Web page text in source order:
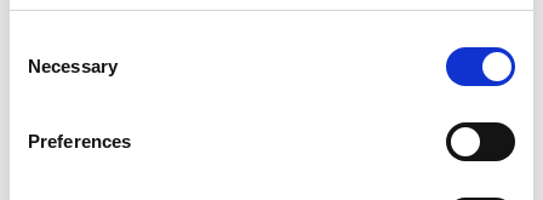
Selection
Necessary
Preferences
prodotti e servizi o informazioni richiesti/e dagli
nel presente sito web; ii) ottemperare ad eventuali
eventuali obblighi legali di natura contabile,